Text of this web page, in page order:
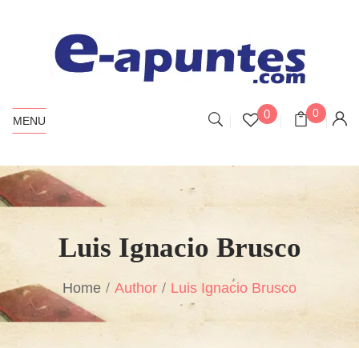
MENU 0 0
Luis Ignacio Brusco
Home Author Luis Ignacio Brusco